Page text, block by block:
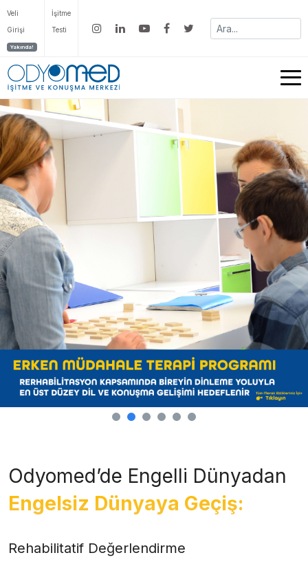
Veli
Girişi
Yakında!
İşitme
Testi
Odyomed’de Engelli Dünyadan
Engelsiz Dünyaya Geçiş:
Rehabilitatif Değerlendirme